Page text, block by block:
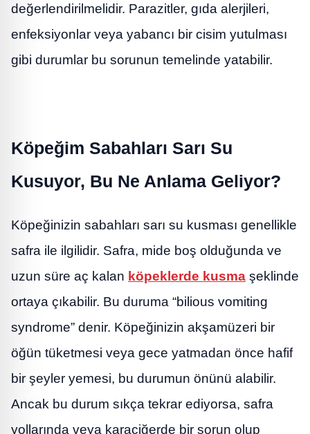
değerlendirilmelidir. Parazitler, gıda alerjileri,
enfeksiyonlar veya yabancı bir cisim yutulması
gibi durumlar bu sorunun temelinde yatabilir.
Köpeğim Sabahları Sarı Su
Kusuyor, Bu Ne Anlama Geliyor?
Köpeğinizin sabahları sarı su kusması genellikle
safra ile ilgilidir. Safra, mide boş olduğunda ve
uzun süre aç kalan köpeklerde kusma şeklinde
ortaya çıkabilir. Bu duruma “bilious vomiting
syndrome” denir. Köpeğinizin akşamüzeri bir
öğün tüketmesi veya gece yatmadan önce hafif
bir şeyler yemesi, bu durumun önünü alabilir.
Ancak bu durum sıkça tekrar ediyorsa, safra
yollarında veya karaciğerde bir sorun olup